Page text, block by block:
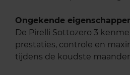
Ongekende
De Pirelli Sottozero 3
prestaties, controle en
tijdens de koudste